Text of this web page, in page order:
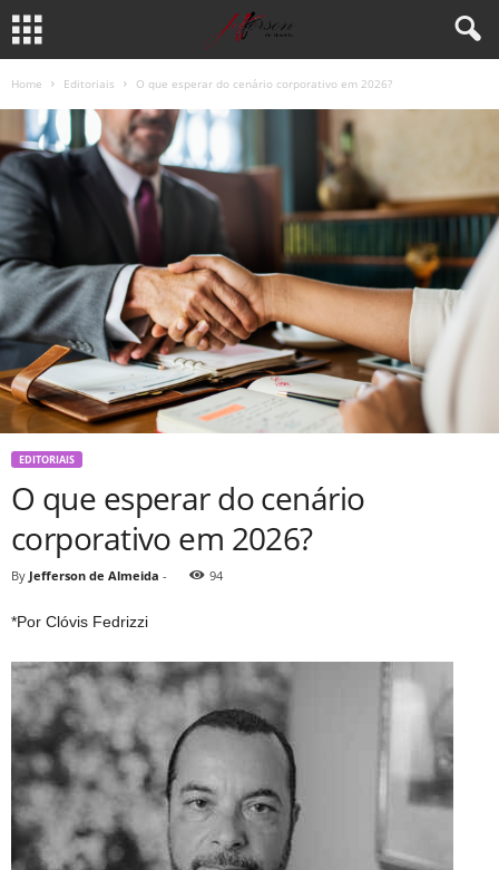
Home Editoriais O que esperar do cenário corporativo em 2026?
EDITORIAIS
O que esperar do cenário
corporativo em 2026?
By Jefferson de Almeida - 94
*Por Clóvis Fedrizzi